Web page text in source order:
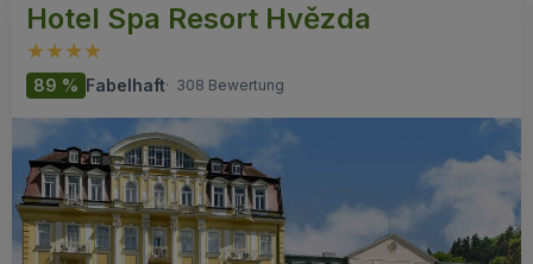
Hotel Spa Resort Hvězda
89 % Fabelhaft· 308 Bewertung